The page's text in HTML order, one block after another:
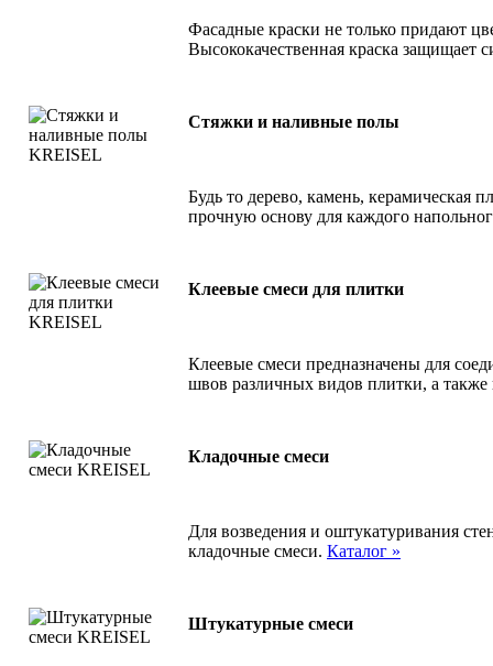
Фасадные краски не только придают
Высококачественная краска защищает
Стяжки и наливные полы
Будь то дерево, камень, керамическая
прочную основу для каждого
Клеевые смеси для плитки
Клеевые смеси предназначены для
швов различных видов плитки, а
Кладочные смеси
Для возведения и оштукатуривания
кладочные смеси. Каталог »
Штукатурные смеси